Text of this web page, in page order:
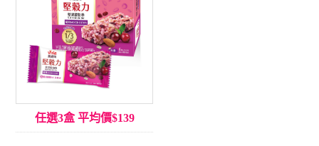
任選3盒 平均價$139